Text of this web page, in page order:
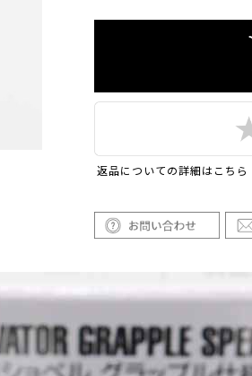
返品についての詳細はこちら